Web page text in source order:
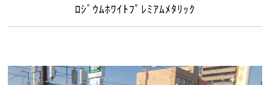
ﾛｼﾞｳﾑﾎﾜｲﾄﾌﾟﾚﾐｱﾑﾒﾀﾘｯｸ